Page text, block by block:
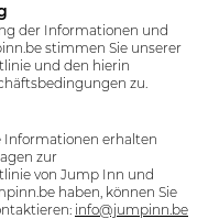
der Informationen und
stimmen Sie unserer
und den hierin
zu.
Informationen erhalten
zur
von Jump Inn und
haben, können Sie
info@jumpinn.be